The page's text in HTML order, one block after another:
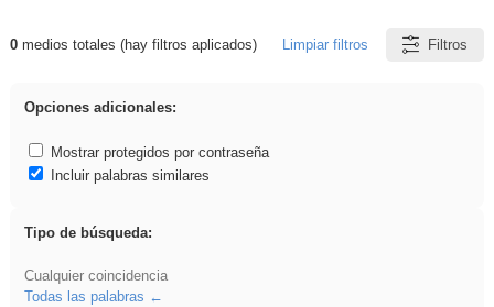
Resultados de: Binnorie
0medios totales (hay filtros aplicados) Limpiar filtros Filtros
Opciones adicionales:
Mostrar protegidos por contraseña
Incluir palabras similares
Tipo de búsqueda:
Cualquier coincidencia
Todas las palabras